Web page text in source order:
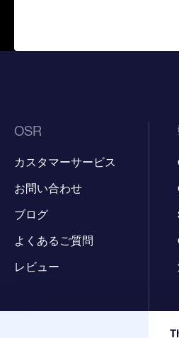
OSR
カスタマーサービス
お問い合わせ
ブログ
よくあるご質問
レビュー